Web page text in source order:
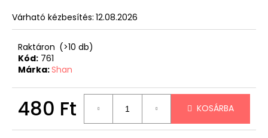
Várható kézbesítés: 12.08.2026
Raktáron (>10 db)
Kód: 761
Márka:Shan
480 Ft KOSÁRBA